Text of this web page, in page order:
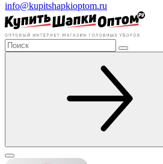
info@kupitshapkioptom.ru